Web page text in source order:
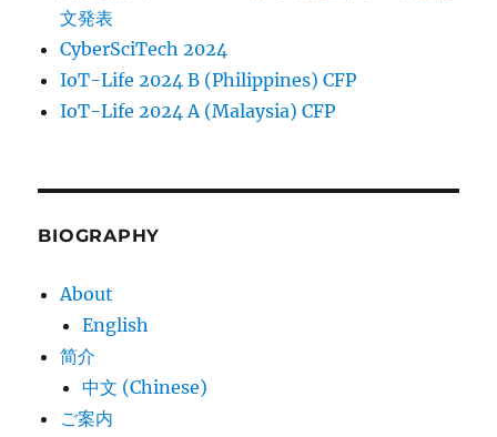
文発表
CyberSciTech 2024
IoT-Life 2024 B (Philippines) CFP
IoT-Life 2024 A (Malaysia) CFP
BIOGRAPHY
About
English
简介
中文 (Chinese)
ご案内